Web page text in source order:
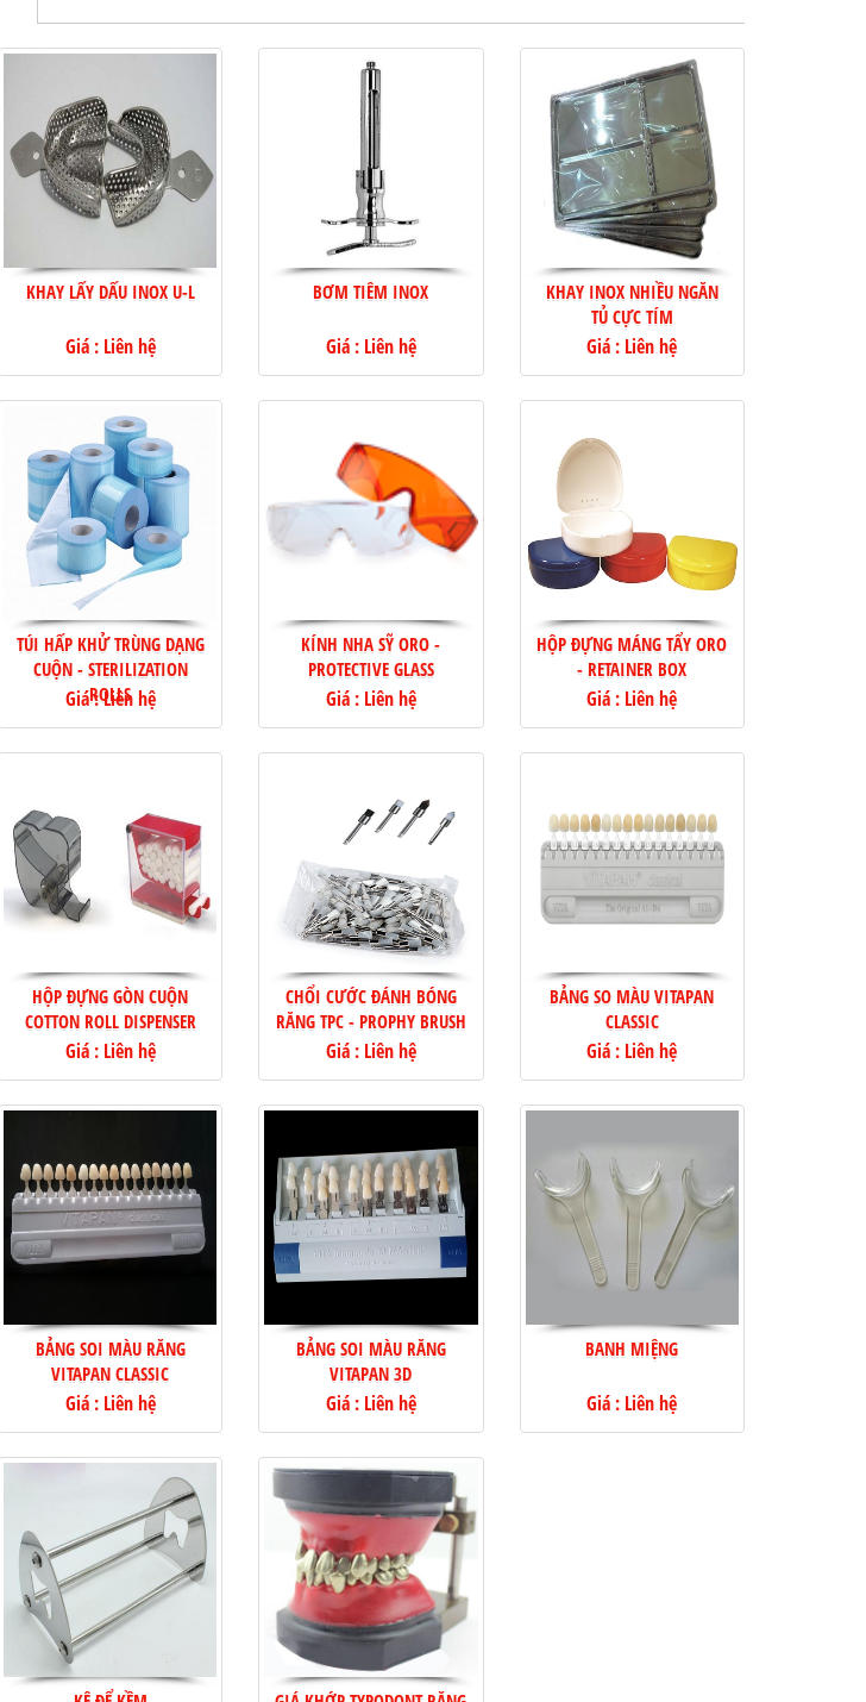
KHAY LẤY DẤU INOX U-L
Giá : Liên hệ
BƠM TIÊM INOX
Giá : Liên hệ
KHAY INOX NHIỀU NGĂN
TỦ CỰC TÍM
Giá : Liên hệ
TÚI HẤP KHỬ TRÙNG DẠNG
CUỘN - STERILIZATION
ROLLS
Giá : Liên hệ
KÍNH NHA SỸ ORO -
PROTECTIVE GLASS
Giá : Liên hệ
HỘP ĐỰNG MÁNG TẨY ORO
- RETAINER BOX
Giá : Liên hệ
HỘP ĐỰNG GÒN CUỘN
COTTON ROLL DISPENSER
Giá : Liên hệ
CHỔI CƯỚC ĐÁNH BÓNG
RĂNG TPC - PROPHY BRUSH
Giá : Liên hệ
BẢNG SO MÀU VITAPAN
CLASSIC
Giá : Liên hệ
BẢNG SOI MÀU RĂNG
VITAPAN CLASSIC
Giá : Liên hệ
BẢNG SOI MÀU RĂNG
VITAPAN 3D
Giá : Liên hệ
BANH MIỆNG
Giá : Liên hệ